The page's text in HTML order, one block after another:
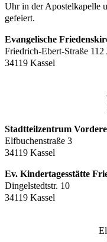
Uhr in der Apostelkapelle
gefeiert.
Evangelische
Friedrich-Ebert-Straße
34119 Kassel
Stadtteilzentrum
Elfbuchenstraße 3
34119 Kassel
Ev. Kindertagesstätte
Dingelstedtstr. 10
34119 Kassel